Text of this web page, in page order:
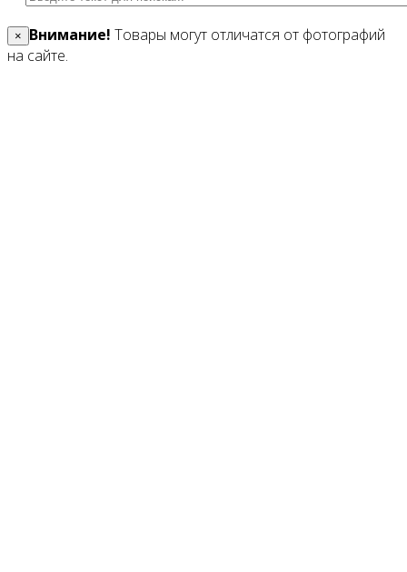
× Внимание! Товары могут отличатся от фотографий
на сайте.